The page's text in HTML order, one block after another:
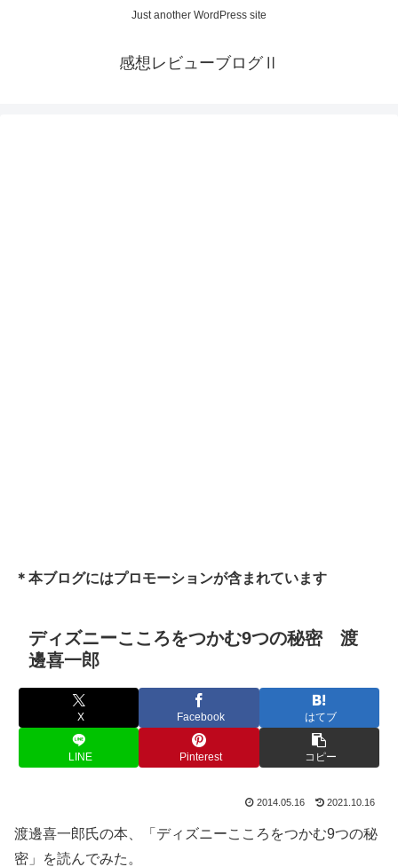
Just another WordPress site
感想レビューブログⅡ
＊本ブログにはプロモーションが含まれています
ディズニーこころをつかむ9つの秘密 渡
邊喜一郎
X Facebook はてブ
LINE Pinterest コピー
2014.05.16 2021.10.16
渡邊喜一郎氏の本、「ディズニーこころをつかむ9つの秘
密」を読んでみた。